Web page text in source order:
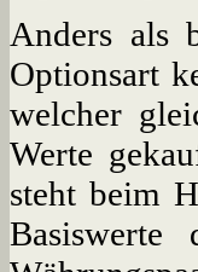
Anders als
Optionsart
welcher
Werte
steht beim